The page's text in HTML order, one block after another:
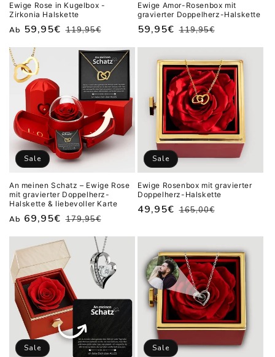
Ewige Rose in Kugelbox -
Zirkonia Halskette
Normaler
Preis
119,95€
Verkaufspreis
Ab 59,95€
Ewige Amor-Rosenbox mit
gravierter Doppelherz-Halskette
Normaler
Preis
119,95€
Verkaufspreis
59,95€
Sale
An meinen Schatz – Ewige Rose
mit gravierter Doppelherz-
Halskette & liebevoller Karte
Normaler
Preis
179,95€
Verkaufspreis
Ab 69,95€
Sale
Ewige Rosenbox mit gravierter
Doppelherz-Halskette
Normaler165,00€
Verkaufspreis
49,95€
Sale Sale